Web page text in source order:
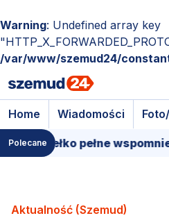
Warning: Undefined array key
/var/www/szemud24/
Home Wiadomości
Polecane pełne wspomnień –
Aktualność (Szemud)